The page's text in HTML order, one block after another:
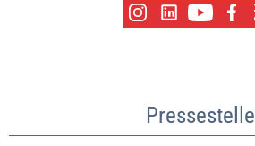
Pressestelle